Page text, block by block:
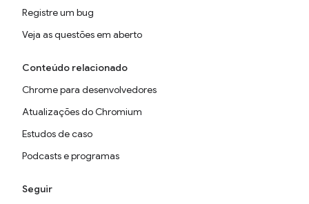
Registre um bug
Veja as questões em aberto
Conteúdo relacionado
Chrome para desenvolvedores
Atualizações do Chromium
Estudos de caso
Podcasts e programas
Seguir